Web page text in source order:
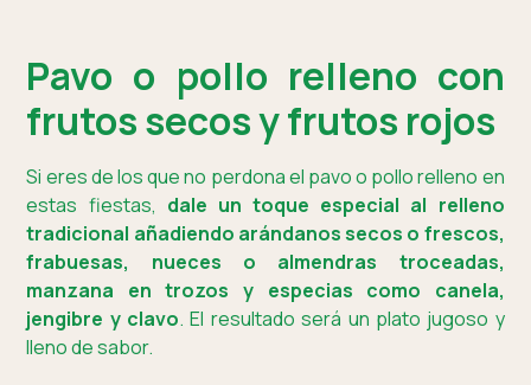
Pavo o pollo relleno con
frutos secos y frutos rojos
Si eres de los que no perdona el pavo o pollo relleno en
estas fiestas, dale un toque especial al relleno
tradicional añadiendo arándanos secos o frescos,
frabuesas, nueces o almendras troceadas,
manzana en trozos y especias como canela,
jengibre y clavo. El resultado será un plato jugoso y
lleno de sabor.